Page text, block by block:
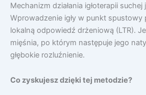
Mechanizm działania igłoterapii
Wprowadzenie igły w punkt spustowy
lokalną odpowiedź drżeniową (LTR).
mięśnia, po którym następuje jego
głębokie rozluźnienie.
Co zyskujesz dzięki tej metodzie?